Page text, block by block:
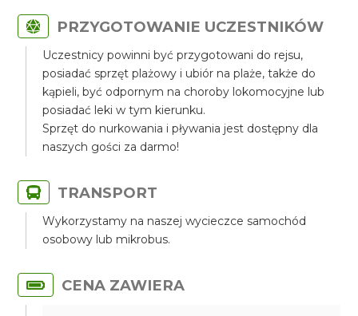
PRZYGOTOWANIE UCZESTNIKÓW
Uczestnicy powinni być przygotowani do rejsu,
posiadać sprzęt plażowy i ubiór na plaże, także do
kąpieli, być odpornym na choroby lokomocyjne lub
posiadać leki w tym kierunku.
Sprzęt do nurkowania i pływania jest dostępny dla
naszych gości za darmo!
TRANSPORT
Wykorzystamy na naszej wycieczce samochód
osobowy lub mikrobus.
CENA ZAWIERA